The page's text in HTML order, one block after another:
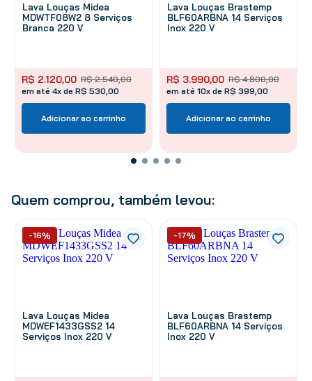
Lava Louças Midea
MDWTF08W2 8 Serviços
Branca 220 V
R$ 2.540,00
R$ 2.120,00
em até 4x de R$ 530,00
Adicionar ao carrinho
Lava Louças Brastemp
BLF60ARBNA 14 Serviços
Inox 220 V
R$ 4.800,00
R$ 3.990,00
em até 10x de R$ 399,00
Adicionar ao carrinho
Quem comprou, também levou:
Lava Louças Midea
MDWEF1433GSS2 14
Serviços Inox 220 V
-16%
Lava Louças Brastemp
BLF60ARBNA 14 Serviços
Inox 220 V
-17%